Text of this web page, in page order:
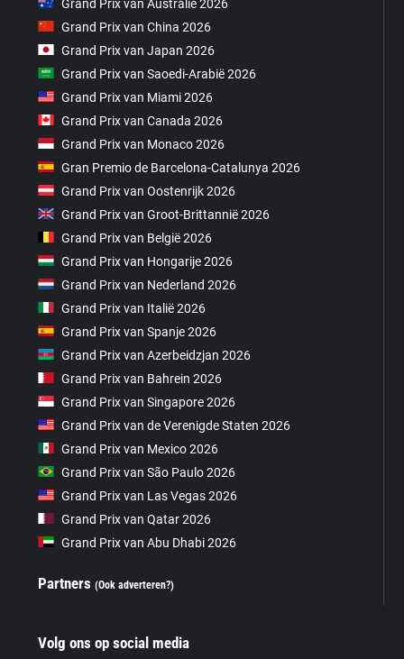
Grand Prix van Australië 2026
Grand Prix van China 2026
Grand Prix van Japan 2026
Grand Prix van Saoedi-Arabië 2026
Grand Prix van Miami 2026
Grand Prix van Canada 2026
Grand Prix van Monaco 2026
Gran Premio de Barcelona-Catalunya 2026
Grand Prix van Oostenrijk 2026
Grand Prix van Groot-Brittannië 2026
Grand Prix van België 2026
Grand Prix van Hongarije 2026
Grand Prix van Nederland 2026
Grand Prix van Italië 2026
Grand Prix van Spanje 2026
Grand Prix van Azerbeidzjan 2026
Grand Prix van Bahrein 2026
Grand Prix van Singapore 2026
Grand Prix van de Verenigde Staten 2026
Grand Prix van Mexico 2026
Grand Prix van São Paulo 2026
Grand Prix van Las Vegas 2026
Grand Prix van Qatar 2026
Grand Prix van Abu Dhabi 2026
Partners(Ook adverteren?)
Volg ons op social media